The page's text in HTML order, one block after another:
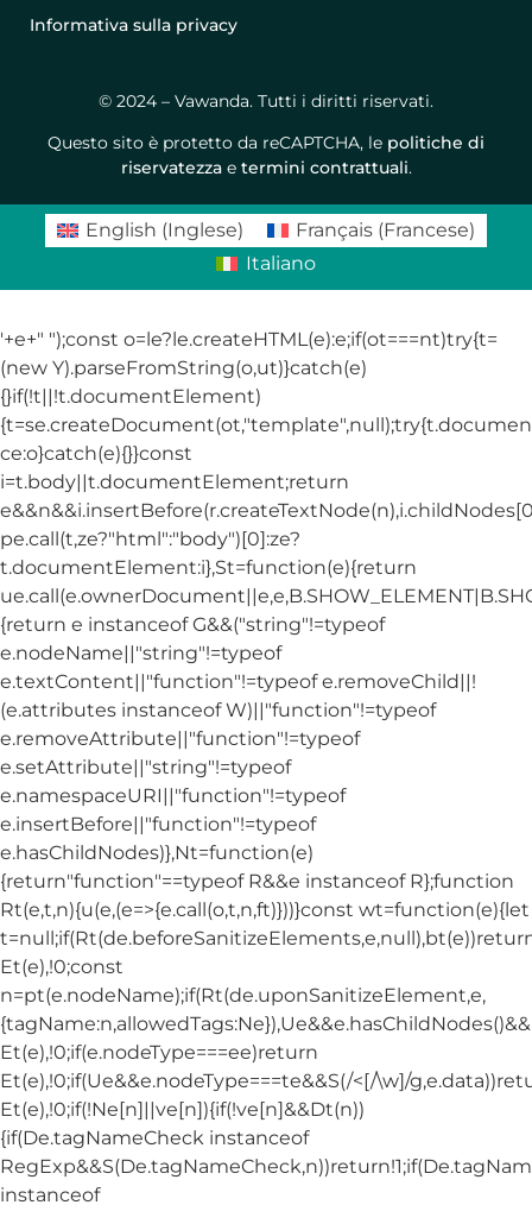
Informativa sulla privacy
© 2024 – Vawanda. Tutti i diritti riservati.
Questo sito è protetto da reCAPTCHA, le politiche di
riservatezzae termini contrattuali.
English (Inglese) Français (Francese)
Italiano
'+e+" ");const o=le?le.createHTML(e):e;if(ot===nt)try{t=
(new Y).parseFromString(o,ut)}catch(e)
{}if(!t||!t.documentElement)
ce:o}catch(e){}}const
i=t.body||t.documentElement;return
pe.call(t,ze?"html":"body")[0]:ze?
t.documentElement:i},St=function(e){return
{return e instanceof G&&("string"!=typeof
e.nodeName||"string"!=typeof
e.textContent||"function"!=typeof e.removeChild||!
(e.attributes instanceof W)||"function"!=typeof
e.removeAttribute||"function"!=typeof
e.setAttribute||"string"!=typeof
e.namespaceURI||"function"!=typeof
e.insertBefore||"function"!=typeof
e.hasChildNodes)},Nt=function(e)
{return"function"==typeof R&&e instanceof R};function
Rt(e,t,n){u(e,(e=>{e.call(o,t,n,ft)}))}const wt=function(e){let
Et(e),!0;const
n=pt(e.nodeName);if(Rt(de.uponSanitizeElement,e,
Et(e),!0;if(e.nodeType===ee)return
Et(e),!0;if(Ue&&e.nodeType===te&&S(/<[/\w]/
Et(e),!0;if(!Ne[n]||ve[n]){if(!ve[n]&&Dt(n))
{if(De.tagNameCheck instanceof
instanceof